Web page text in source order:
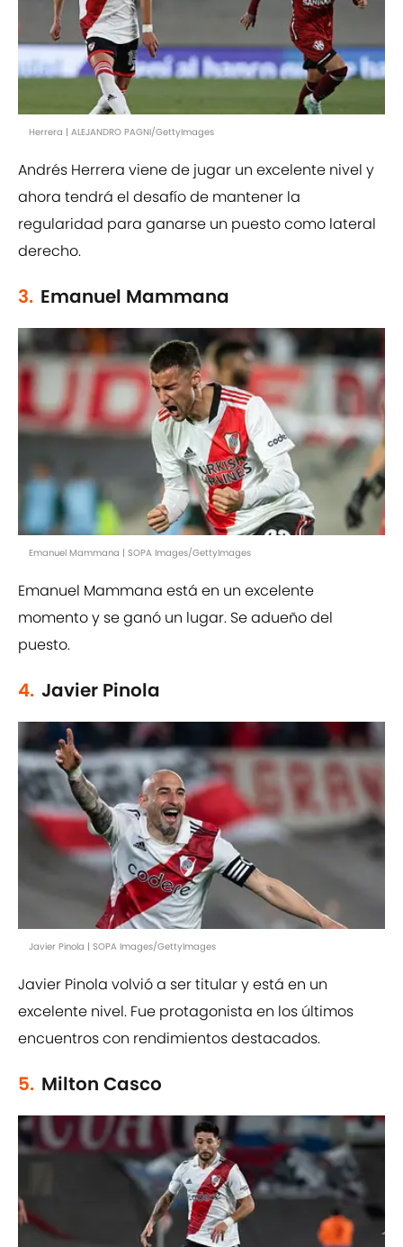
Herrera | ALEJANDRO PAGNI/GettyImages
Andrés Herrera viene de jugar un excelente nivel y
ahora tendrá el desafío de mantener la
regularidad para ganarse un puesto como lateral
derecho.
3. Emanuel Mammana
Emanuel Mammana | SOPA Images/GettyImages
Emanuel Mammana está en un excelente
momento y se ganó un lugar. Se adueño del
puesto.
4. Javier Pinola
Javier Pinola | SOPA Images/GettyImages
Javier Pinola volvió a ser titular y está en un
excelente nivel. Fue protagonista en los últimos
encuentros con rendimientos destacados.
5. Milton Casco